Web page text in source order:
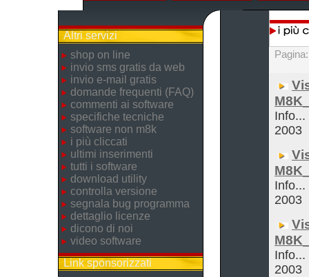
Altri servizi
shop on line
invio sms gratis da web
invio e-mail gratis
domande frequenti (FAQ)
commenti ai software
specifiche tecniche
software non m8k
i più cliccati
ultimi inserimenti
tutti i software
download utility
controlla versione
segnala bug programma
dettaglio licenze
dicono di noi
video software
Link sponsorizzati
Info...
2003
Info...
2003
Info...
2003